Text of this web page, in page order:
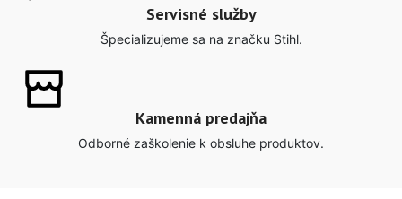
Servisné služby
Špecializujeme sa na značku Stihl.
Kamenná predajňa
Odborné zaškolenie k obsluhe produktov.